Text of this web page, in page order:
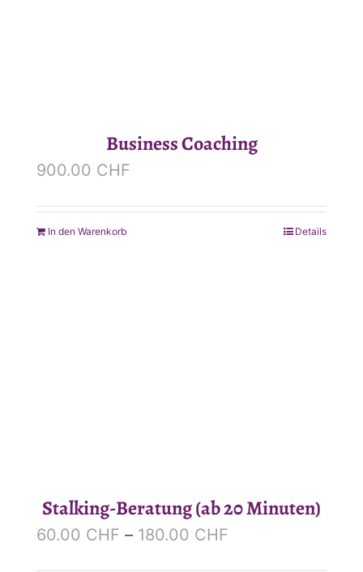
Business Coaching
900.00 CHF
In den Warenkorb Details
Stalking-Beratung (ab 20 Minuten)
60.00 CHF – 180.00 CHF